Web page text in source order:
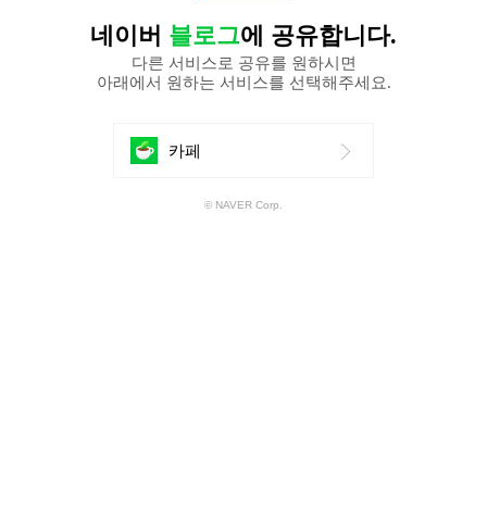
네이버 블로그에 공유합니다.
다른 서비스로 공유를 원하시면
아래에서 원하는 서비스를 선택해주세요.
카페
공
© NAVER Corp.